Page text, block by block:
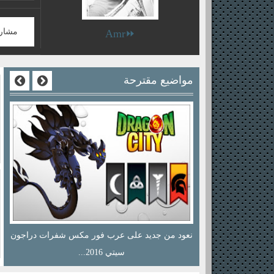
⏩Amr
مواضيع مقترحة
هكر الجيمز والفود والجولد في دراجون سيتي 2016
نعود من جديد على عرب فور مكس شفرات دراجون
سيتي 2016...